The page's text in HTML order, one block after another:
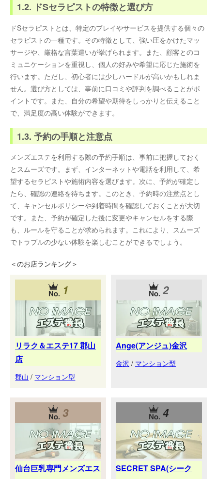
1.2. ドSセラピストの特徴と選び方
ドSセラピストとは、特定のプレイやサービスを提供する個々の
セラピストの一種です。その特徴として、強い圧をかけたマッ
サージや、厳格な言葉遣いが挙げられます。また、顧客とのコ
ミュニケーションを重視し、個人の好みや希望に応じた施術を
行います。ただし、初心者には少しハードルが高いかもしれま
せん。選び方としては、事前に口コミや評判を調べることがポ
イントです。また、自分の希望や期待をしっかりと伝えること
で、満足度の高い体験ができます。
1.3. 予約の手順と注意点
メンズエステを利用する際の予約手順は、事前に把握しておく
とスムーズです。まず、インターネットや電話を利用して、希
望するセラピストや施術内容を選びます。次に、予約が確定し
たら、確認の連絡を待ちます。このとき、予約時の注意点とし
て、キャンセルポリシーや到着時間を確認しておくことが大切
です。また、予約が確定した後に変更やキャンセルをする際
も、ルールを守ることが求められます。これにより、スムーズ
でトラブルの少ない体験を楽しむことができるでしょう。
＜のお店ランキング＞
1
リラク＆エステ17 郡山
店
郡山 / マンション型
2
Ange(アンジュ)金沢
金沢 / マンション型
3
仙台巨乳専門メンズエス
4
SECRET SPA(シーク